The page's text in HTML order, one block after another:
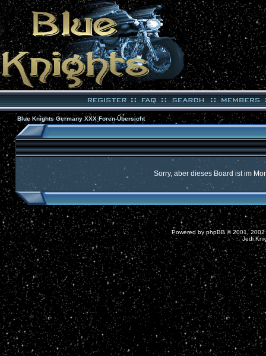
Blue Knights Germany XXX Foren-Übersicht
Sorry, aber dieses Board ist im
Powered byphpBB© 2001, 2002
Jedi